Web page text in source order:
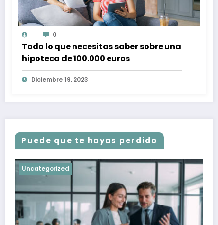
0
Todo lo que necesitas saber sobre una
hipoteca de 100.000 euros
Diciembre 19, 2023
Puede que te hayas perdido
Uncategorized